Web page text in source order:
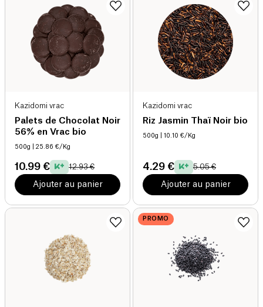
Kazidomi vrac
Palets de Chocolat Noir
56% en Vrac bio
500g | 25.86 €/Kg
10.99 € 12.93 €
Ajouter au panier
Kazidomi vrac
Riz Jasmin Thaï Noir bio
500g | 10.10 €/Kg
4.29 € 5.05 €
Ajouter au panier
PROMO